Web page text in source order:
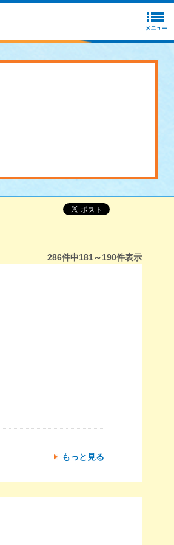
286件中181～190件表示
もっと見る